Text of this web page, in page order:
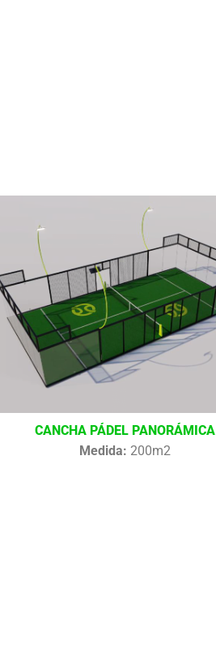
CANCHA PÁDEL PANORÁMICA
Medida: 200m2